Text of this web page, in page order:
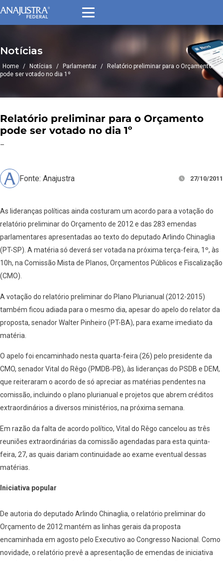
Notícias
Home / Notícias / Parlamentar /
Relatório preliminar para o Orçamento
pode ser votado no dia 1º
Relatório preliminar para o Orçamento
pode ser votado no dia 1º
–
Fonte: Anajustra 27/10/2011
As lideranças políticas ainda costuram um acordo para a votação do
relatório preliminar do Orçamento de 2012 e das 283 emendas
parlamentares apresentadas ao texto do deputado Arlindo Chinaglia
(PT-SP). A matéria só deverá ser votada na próxima terça-feira, 1º, às
10h, na Comissão Mista de Planos, Orçamentos Públicos e Fiscalização
(CMO).
A votação do relatório preliminar do Plano Plurianual (2012-2015)
também ficou adiada para o mesmo dia, apesar do apelo do relator da
proposta, senador Walter Pinheiro (PT-BA), para exame imediato da
matéria.
O apelo foi encaminhado nesta quarta-feira (26) pelo presidente da
CMO, senador Vital do Rêgo (PMDB-PB), às lideranças do PSDB e DEM,
que reiteraram o acordo de só apreciar as matérias pendentes na
comissão, incluindo o plano plurianual e projetos que abrem créditos
extraordinários a diversos ministérios, na próxima semana.
Em razão da falta de acordo político, Vital do Rêgo cancelou as três
reuniões extraordinárias da comissão agendadas para esta quinta-
feira, 27, as quais dariam continuidade ao exame eventual dessas
matérias.
Iniciativa popular
De autoria do deputado Arlindo Chinaglia, o relatório preliminar do
Orçamento de 2012 mantém as linhas gerais da proposta
encaminhada em agosto pelo Executivo ao Congresso Nacional. Como
novidade, o relatório prevê a apresentação de emendas de iniciativa